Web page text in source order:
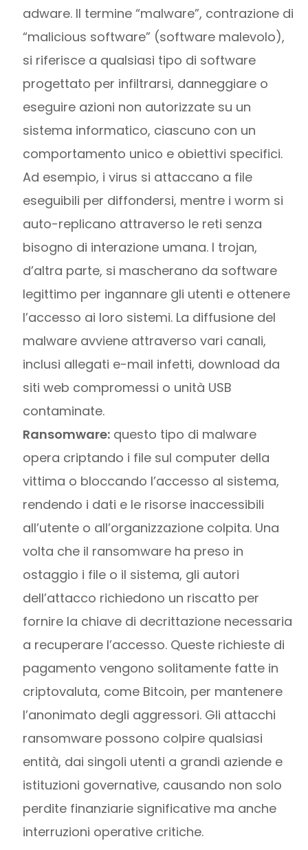
adware. Il termine “malware”, contrazione di
“malicious software” (software malevolo),
si riferisce a qualsiasi tipo di software
progettato per infiltrarsi, danneggiare o
eseguire azioni non autorizzate su un
sistema informatico, ciascuno con un
comportamento unico e obiettivi specifici.
Ad esempio, i virus si attaccano a file
eseguibili per diffondersi, mentre i worm si
auto-replicano attraverso le reti senza
bisogno di interazione umana. I trojan,
d’altra parte, si mascherano da software
legittimo per ingannare gli utenti e ottenere
l’accesso ai loro sistemi. La diffusione del
malware avviene attraverso vari canali,
inclusi allegati e-mail infetti, download da
siti web compromessi o unità USB
contaminate.
Ransomware: questo tipo di malware
opera criptando i file sul computer della
vittima o bloccando l’accesso al sistema,
rendendo i dati e le risorse inaccessibili
all’utente o all’organizzazione colpita. Una
volta che il ransomware ha preso in
ostaggio i file o il sistema, gli autori
dell’attacco richiedono un riscatto per
fornire la chiave di decrittazione necessaria
a recuperare l’accesso. Queste richieste di
pagamento vengono solitamente fatte in
criptovaluta, come Bitcoin, per mantenere
l’anonimato degli aggressori. Gli attacchi
ransomware possono colpire qualsiasi
entità, dai singoli utenti a grandi aziende e
istituzioni governative, causando non solo
perdite finanziarie significative ma anche
interruzioni operative critiche.